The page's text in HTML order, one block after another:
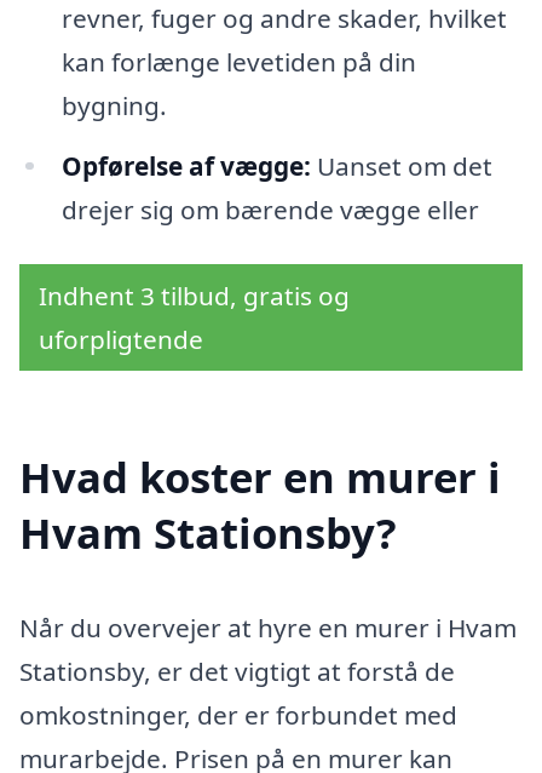
revner, fuger og andre skader, hvilket
kan forlænge levetiden på din
bygning.
Opførelse af vægge: Uanset om det
drejer sig om bærende vægge eller
Indhent 3 tilbud, gratis og
uforpligtende
Hvad koster en murer i
Hvam Stationsby?
Når du overvejer at hyre en murer i Hvam
Stationsby, er det vigtigt at forstå de
omkostninger, der er forbundet med
murarbejde. Prisen på en murer kan